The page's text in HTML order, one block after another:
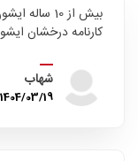
بیش از 10
کارنامه درخشان
شهاب
1404/03/19 - 13:27